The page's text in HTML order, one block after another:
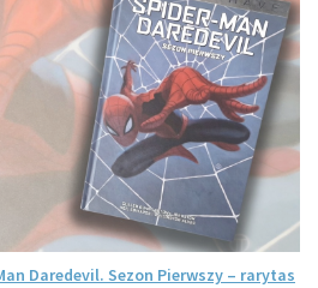
Daredevil. Sezon Pierwszy – rarytas